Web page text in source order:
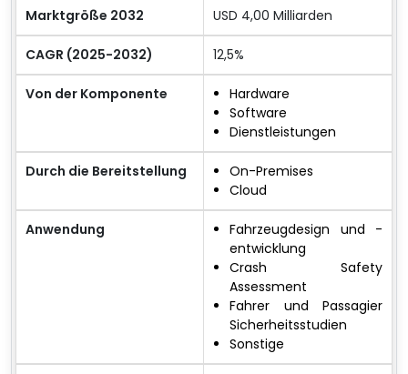
Marktgröße 2032 USD 4,00 Milliarden
CAGR (2025-2032) 12,5%
Von der Komponente
Hardware
Software
Dienstleistungen
Durch die Bereitstellung
On-Premises
Cloud
Anwendung
Fahrzeugdesign und -
entwicklung
Crash Safety
Assessment
Fahrer und Passagier
Sicherheitsstudien
Sonstige